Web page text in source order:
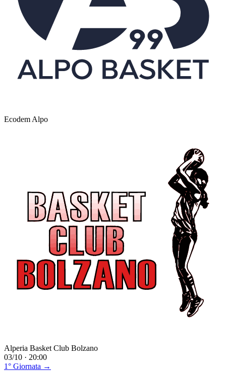
Ecodem Alpo
Alperia Basket Club Bolzano
03/10 · 20:00
1° Giornata →